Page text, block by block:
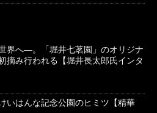
界へ―。「堀井七茗園」のオリジナ
摘み行われる【堀井長太郎氏インタ
いはんな記念公園のヒミツ【精華